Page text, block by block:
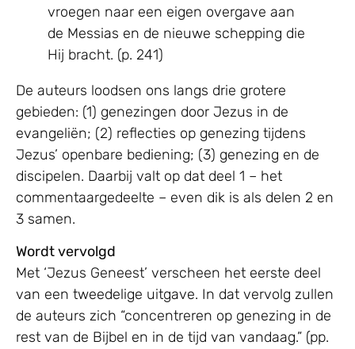
vroegen naar een eigen overgave aan
de Messias en de nieuwe schepping die
Hij bracht. (p. 241)
De auteurs loodsen ons langs drie grotere
gebieden: (1) genezingen door Jezus in de
evangeliën; (2) reflecties op genezing tijdens
Jezus’ openbare bediening; (3) genezing en de
discipelen. Daarbij valt op dat deel 1 – het
commentaargedeelte – even dik is als delen 2 en
3 samen.
Wordt vervolgd
Met ‘Jezus Geneest’ verscheen het eerste deel
van een tweedelige uitgave. In dat vervolg zullen
de auteurs zich “concentreren op genezing in de
rest van de Bijbel en in de tijd van vandaag.” (pp.